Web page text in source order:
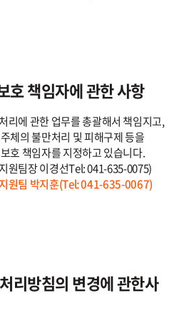
호 책임자에 관한 사항
리에 관한 업무를 총괄해서 책임지고,
체의 불만처리 및 피해구제 등을
호 책임자를 지정하고 있습니다.
원팀장 이경선Tel: 041-635-0075)
원팀 박지훈(Tel: 041-635-0067)
리방침의 변경에 관한사